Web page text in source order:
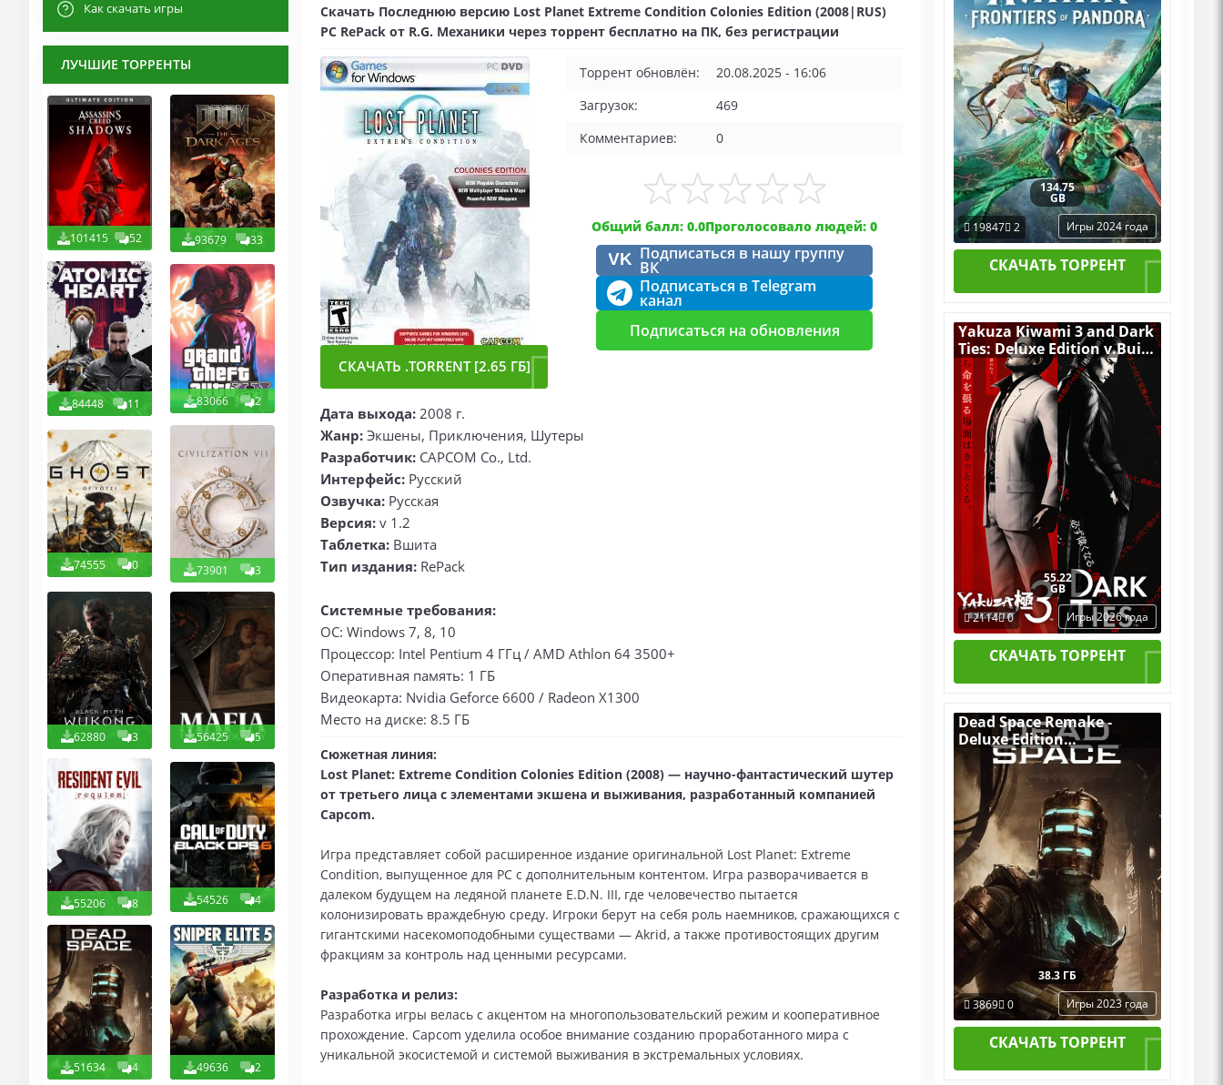
Как скачать игры
ЛУЧШИЕ ТОРРЕНТЫ
101415 52 93679 33
84448 11 83066 2
74555 0 73901 3
62880 3 56425 5
55206 8 54526 4
51634 4 49636 2
Скачать Последнюю версию Lost Planet Extreme Condition Colonies Edition (2008|RUS)
PC RePack от R.G. Механики через торрент бесплатно на ПК, без регистрации
СКАЧАТЬ .TORRENT [2.65 ГБ]
Торрент обновлён:
20.08.2025 - 16:06
Загрузок:
469
Комментариев:
0
Общий балл: 0.0Проголосовало людей: 0
VK Подписаться в нашу группу
ВК
Подписаться в Telegram
канал
Подписаться на обновления
Дата выхода: 2008 г.
Жанр: Экшены, Приключения, Шутеры
Разработчик: CAPCOM Co., Ltd.
Интерфейс: Русский
Озвучка: Русская
Версия: v 1.2
Таблетка: Вшита
Тип издания: RePack
Системные требования:
ОС: Windows 7, 8, 10
Процессор: Intel Pentium 4 ГГц / AMD Athlon 64 3500+
Оперативная память: 1 ГБ
Видеокарта: Nvidia Geforce 6600 / Radeon Х1300
Место на диске: 8.5 ГБ
Сюжетная линия:
Lost Planet: Extreme Condition Colonies Edition (2008) — научно-фантастический шутер
от третьего лица с элементами экшена и выживания, разработанный компанией
Capcom.
Игра представляет собой расширенное издание оригинальной Lost Planet: Extreme
Condition, выпущенное для PC с дополнительным контентом. Игра разворачивается в
далеком будущем на ледяной планете E.D.N. III, где человечество пытается
колонизировать враждебную среду. Игроки берут на себя роль наемников, сражающихся с
гигантскими насекомоподобными существами — Akrid, а также противостоящих другим
фракциям за контроль над ценными ресурсами.
Разработка и релиз:
Разработка игры велась с акцентом на многопользовательский режим и кооперативное
прохождение. Capcom уделила особое внимание созданию проработанного мира с
уникальной экосистемой и системой выживания в экстремальных условиях.
(2024) PC RePack by R.G.
Механики + все DLC
134.75
GB
19847 2 Игры 2024 года
СКАЧАТЬ ТОРРЕНТ
Yakuza Kiwami 3 and Dark
Ties: Deluxe Edition v.Build
21811205 [RUS|ENG] (2026)
PC Лицензия
55.22
GB
2114 0 Игры 2026 года
СКАЧАТЬ ТОРРЕНТ
Dead Space Remake -
Deluxe Edition
v.1.1.14.17871 [RUS|ENG]
(2023) PC Лицензия
38.3 ГБ
3869 0 Игры 2023 года
СКАЧАТЬ ТОРРЕНТ